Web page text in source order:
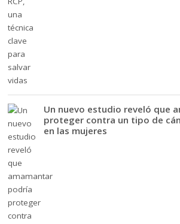
Un nuevo estudio reveló que
proteger contra un tipo de
en las mujeres